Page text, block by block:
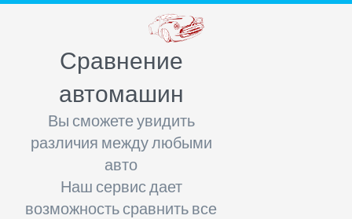
Сравнение
автомашин
Вы сможете увидить
различия между любыми
авто
Наш сервис дает
возможность сравнить все